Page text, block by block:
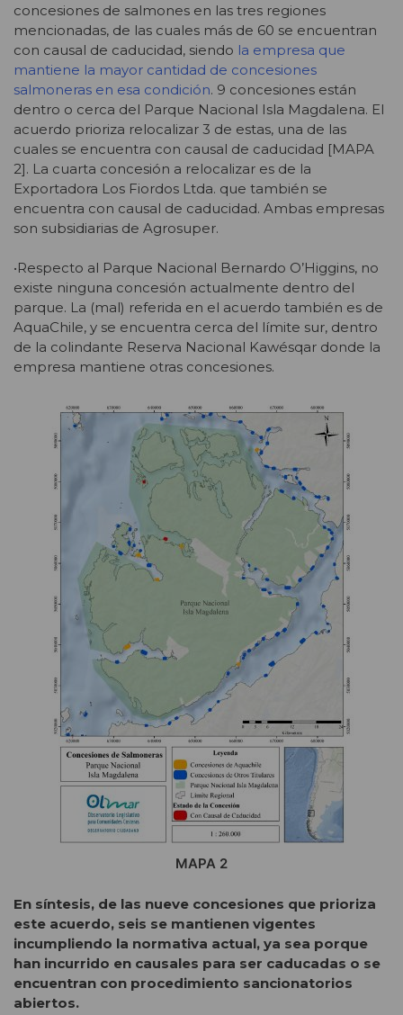
concesiones de salmones en las tres regiones
mencionadas, de las cuales más de 60 se encuentran
con causal de caducidad, siendo la empresa que
mantiene la mayor cantidad de concesiones
salmoneras en esa condición. 9 concesiones están
dentro o cerca del Parque Nacional Isla Magdalena. El
acuerdo prioriza relocalizar 3 de estas, una de las
cuales se encuentra con causal de caducidad [MAPA
2]. La cuarta concesión a relocalizar es de la
Exportadora Los Fiordos Ltda. que también se
encuentra con causal de caducidad. Ambas empresas
son subsidiarias de Agrosuper.
•Respecto al Parque Nacional Bernardo O’Higgins, no
existe ninguna concesión actualmente dentro del
parque. La (mal) referida en el acuerdo también es de
AquaChile, y se encuentra cerca del límite sur, dentro
de la colindante Reserva Nacional Kawésqar donde la
empresa mantiene otras concesiones.
MAPA 2
En síntesis, de las nueve concesiones que prioriza
este acuerdo, seis se mantienen vigentes
incumpliendo la normativa actual, ya sea porque
han incurrido en causales para ser caducadas o se
encuentran con procedimiento sancionatorios
abiertos.